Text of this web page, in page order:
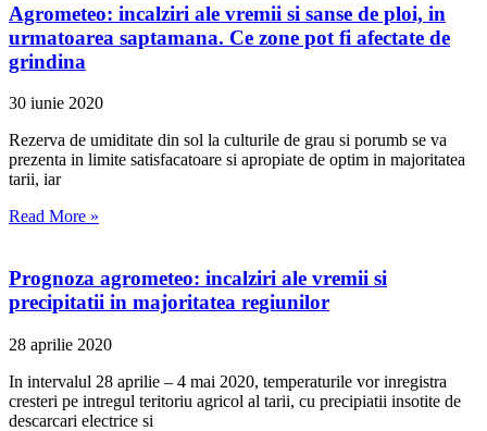
Agrometeo: incalziri ale vremii si sanse de ploi, in
urmatoarea saptamana. Ce zone pot fi afectate de
grindina
30 iunie 2020
Rezerva de umiditate din sol la culturile de grau si porumb se va
prezenta in limite satisfacatoare si apropiate de optim in majoritatea
tarii, iar
Read More »
Prognoza agrometeo: incalziri ale vremii si
precipitatii in majoritatea regiunilor
28 aprilie 2020
In intervalul 28 aprilie – 4 mai 2020, temperaturile vor inregistra
cresteri pe intregul teritoriu agricol al tarii, cu precipiatii insotite de
descarcari electrice si